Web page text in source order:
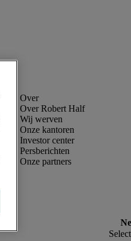
Over Robert Half
Wij werven
Onze kantoren
Investor center
Persberichten
Onze partners